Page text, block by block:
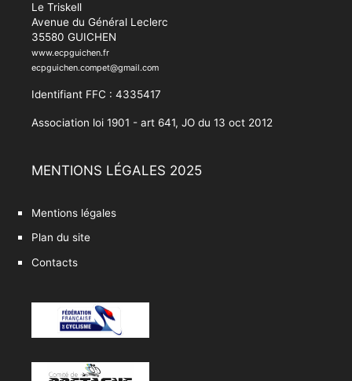
Le Triskell
Avenue du Général Leclerc
35580 GUICHEN
www.ecpguichen.fr
ecpguichen.compet@gmail.com
Identifiant FFC : 4335417
Association loi 1901 - art 641, JO du 13 oct 2012
MENTIONS LÉGALES 2025
Mentions légales
Plan du site
Contacts